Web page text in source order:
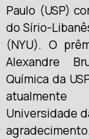
Paulo (USP)
do Sírio-
(NYU). O
Alexandre
Química da
Universidade